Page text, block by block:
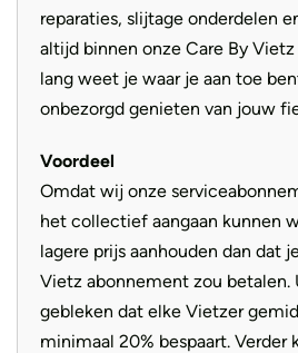
reparaties, slijtage onderdelen
altijd binnen onze Care By
lang weet je waar je aan toe
onbezorgd genieten van jouw
Voordeel
Omdat wij onze
het collectief aangaan kunnen
lagere prijs aanhouden dan dat
Vietz abonnement zou betalen.
gebleken dat elke Vietzer
minimaal 20% bespaart.